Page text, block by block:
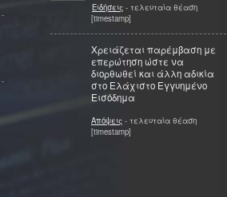
Ειδήσεις - τελευταία θέαση
[timestamp]
Χρειάζεται παρέμβαση με
επερώτηση ώστε να
διορθωθεί και άλλη αδικία
στο Ελάχιστο Εγγυημένο
Εισόδημα
Απόψεις - τελευταία θέαση
[timestamp]